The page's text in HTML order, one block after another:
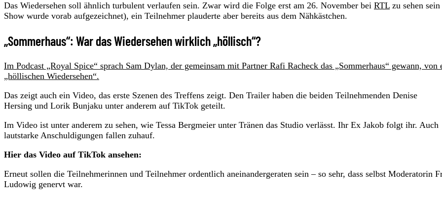
Das Wiedersehen soll ähnlich turbulent verlaufen sein. Zwar wird die Folge erst am 26. November bei RTL zu sehen
Show wurde vorab aufgezeichnet), ein Teilnehmer plauderte aber bereits aus dem Nähkästchen.
„Sommerhaus“: War das Wiedersehen wirklich „höllisch“?
Im Podcast „Royal Spice“ sprach Sam Dylan, der gemeinsam mit Partner Rafi Racheck das „Sommerhaus“ gewann, von
„höllischen Wiedersehen“.
Das zeigt auch ein Video, das erste Szenen des Treffens zeigt. Den Trailer haben die beiden Teilnehmenden Denise
Hersing und Lorik Bunjaku unter anderem auf TikTok geteilt.
Im Video ist unter anderem zu sehen, wie Tessa Bergmeier unter Tränen das Studio verlässt. Ihr Ex Jakob folgt ihr. Auch
lautstarke Anschuldigungen fallen zuhauf.
Hier das Video auf TikTok ansehen:
Erneut sollen die Teilnehmerinnen und Teilnehmer ordentlich aneinandergeraten sein – so sehr, dass selbst Moderatorin
Ludowig genervt war.